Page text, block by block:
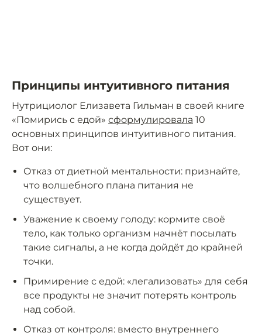
Принципы интуитивного питания
Нутрициолог Елизавета Гильман в своей книге
«Помирись с едой» сформулировала 10
основных принципов интуитивного питания.
Вот они:
Отказ от диетной ментальности: признайте,
что волшебного плана питания не
существует.
Уважение к своему голоду: кормите своё
тело, как только организм начнёт посылать
такие сигналы, а не когда дойдёт до крайней
точки.
Примирение с едой: «легализовать» для себя
все продукты не значит потерять контроль
над собой.
Отказ от контроля: вместо внутреннего